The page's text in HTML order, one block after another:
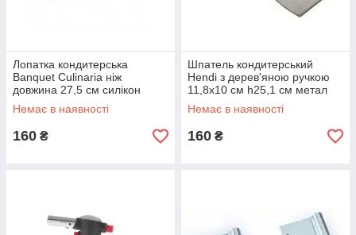
Лопатка кондитерська
Banquet Culinaria ніж
довжина 27,5 см силікон
(3124150R )
Немає в наявності
160 ₴
Шпатель кондитерський
Hendi з дерев'яною ручкою
11,8х10 см h25,1 см метал
(855102)
Немає в наявності
160 ₴